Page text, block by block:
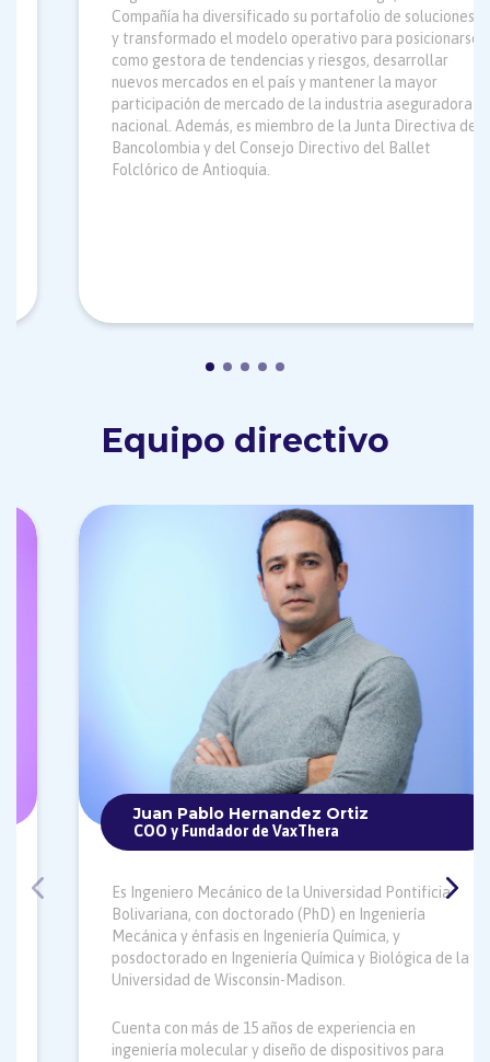
Compañía ha diversificado su portafolio de soluciones
y transformado el modelo operativo para posicionarse
como gestora de tendencias y riesgos, desarrollar
nuevos mercados en el país y mantener la mayor
participación de mercado de la industria aseguradora
nacional. Además, es miembro de la Junta Directiva de
Bancolombia y del Consejo Directivo del Ballet
Folclórico de Antioquia.
Equipo directivo
Juan Pablo Hernandez Ortiz
COO y Fundador de VaxThera
Es Ingeniero Mecánico de la Universidad Pontificia
Bolivariana, con doctorado (PhD) en Ingeniería
Mecánica y énfasis en Ingeniería Química, y
posdoctorado en Ingeniería Química y Biológica de la
Universidad de Wisconsin-Madison.
Cuenta con más de 15 años de experiencia en
ingeniería molecular y diseño de dispositivos para